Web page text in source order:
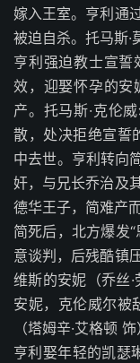
嫁入王室。亨利通
被迫自杀。托马斯·
亨利强迫教士宣誓
效，迎娶怀孕的安
产。托马斯·克伦
散，处决拒绝宣誓
中去世。亨利转向
奸，与兄长乔治及
德华王子，简难产而
简死后，北方爆发
意谈判，后残酷镇
维斯的安妮（乔丝
安妮，克伦威尔被
（塔姆辛·艾格顿
亨利娶年轻的凯瑟